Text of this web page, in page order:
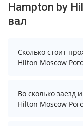
Hampton by
вал
Сколько стоит
Hilton Moscow
Стоимость
Moscow
Во сколько заезд
Hilton Moscow